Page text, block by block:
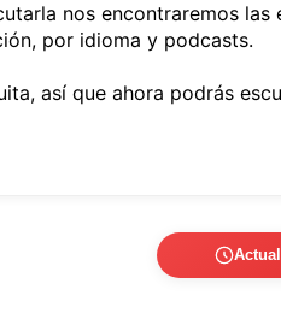
nos encontraremos
por idioma y podcasts.
así que ahora podrás